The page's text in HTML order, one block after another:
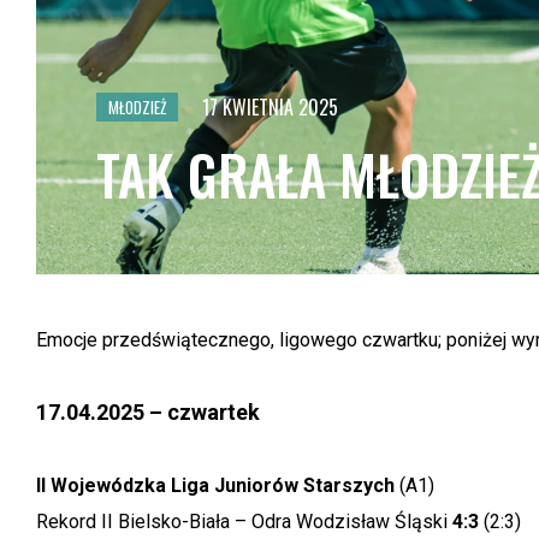
POZOSTAŁE OBIEKTY
PUCHAR POLSKI 2026
MŁODZIEŻ 17 KWIETNIA 2025
TAK GRAŁA
Emocje przedświątecznego, ligowego czwartku; poniżej
17.04.2025 – czwartek
II Wojewódzka Liga Juniorów Starszych (A1)
Rekord II Bielsko-Biała – Odra Wodzisław Śląski 4:3 (2:3)